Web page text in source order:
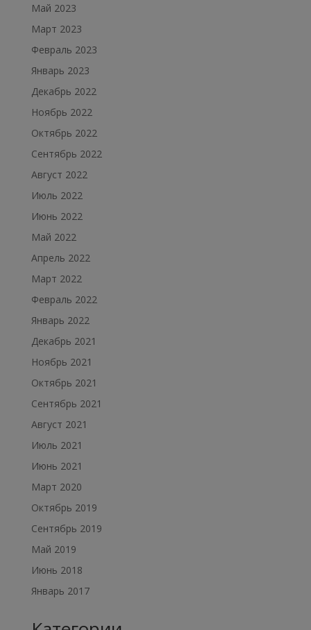
Май 2023
Март 2023
Февраль 2023
Январь 2023
Декабрь 2022
Ноябрь 2022
Октябрь 2022
Сентябрь 2022
Август 2022
Июль 2022
Июнь 2022
Май 2022
Апрель 2022
Март 2022
Февраль 2022
Январь 2022
Декабрь 2021
Ноябрь 2021
Октябрь 2021
Сентябрь 2021
Август 2021
Июль 2021
Июнь 2021
Март 2020
Октябрь 2019
Сентябрь 2019
Май 2019
Июнь 2018
Январь 2017